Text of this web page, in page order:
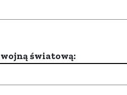
światową: